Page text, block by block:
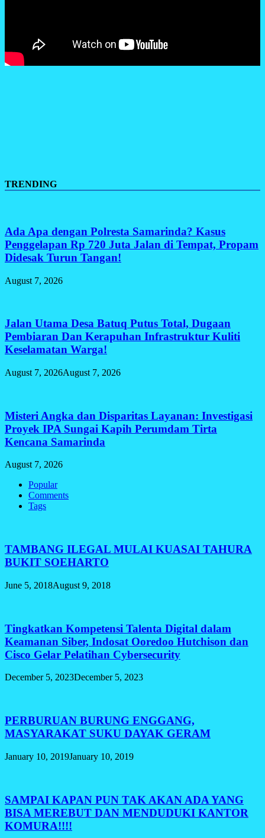
TRENDING
Ada Apa dengan Polresta Samarinda? Kasus
Penggelapan Rp 720 Juta Jalan di Tempat, Propam
Didesak Turun Tangan!
August 7, 2026
Jalan Utama Desa Batuq Putus Total, Dugaan
Pembiaran Dan Kerapuhan Infrastruktur Kuliti
Keselamatan Warga!
August 7, 2026August 7, 2026
Misteri Angka dan Disparitas Layanan: Investigasi
Proyek IPA Sungai Kapih Perumdam Tirta
Kencana Samarinda
August 7, 2026
Popular
Comments
Tags
TAMBANG ILEGAL MULAI KUASAI TAHURA
BUKIT SOEHARTO
June 5, 2018August 9, 2018
Tingkatkan Kompetensi Talenta Digital dalam
Keamanan Siber, Indosat Ooredoo Hutchison dan
Cisco Gelar Pelatihan Cybersecurity
December 5, 2023December 5, 2023
PERBURUAN BURUNG ENGGANG,
MASYARAKAT SUKU DAYAK GERAM
January 10, 2019January 10, 2019
SAMPAI KAPAN PUN TAK AKAN ADA YANG
BISA MEREBUT DAN MENDUDUKI KANTOR
KOMURA!!!!